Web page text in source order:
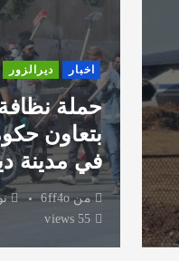
اخبار ديرالزور
حملة
بتعاون
في مدينة
من6ff4o